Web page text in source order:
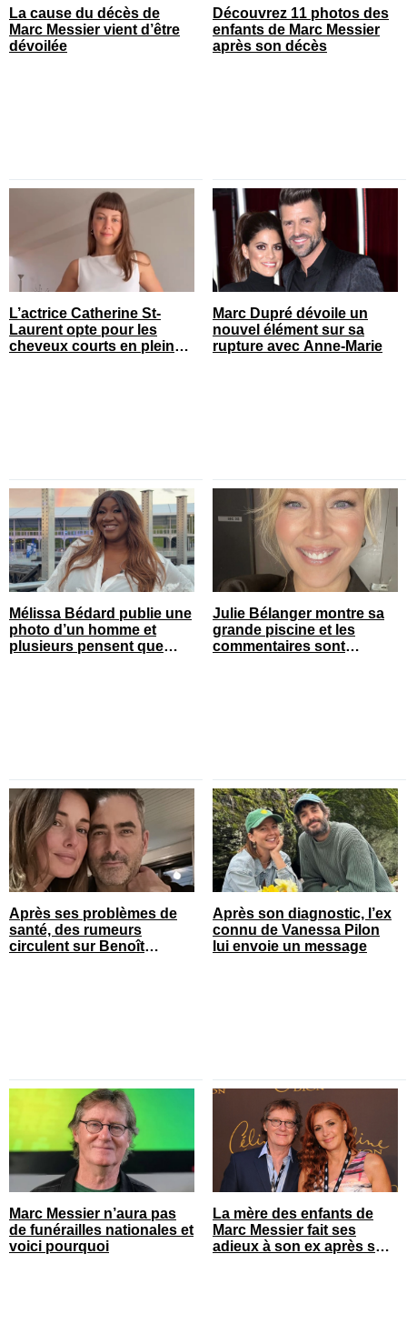
La cause du décès de
Marc Messier vient d’être
dévoilée
Découvrez 11 photos des
enfants de Marc Messier
après son décès
L’actrice Catherine St-
Laurent opte pour les
cheveux courts en pleine
Marc Dupré dévoile un
nouvel élément sur sa
rupture avec Anne-Marie
Mélissa Bédard publie une
photo d’un homme et
plusieurs pensent que
Julie Bélanger montre sa
grande piscine et les
commentaires sont
Après ses problèmes de
santé, des rumeurs
circulent sur Benoît
Après son diagnostic, l’ex
connu de Vanessa Pilon
lui envoie un message
Marc Messier n’aura pas
de funérailles nationales et
voici pourquoi
La mère des enfants de
Marc Messier fait ses
adieux à son ex après son